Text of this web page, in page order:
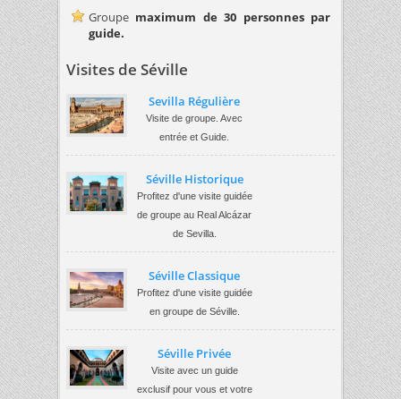
Groupe maximum de 30 personnes par
guide.
Visites de Séville
Sevilla Régulière
Visite de groupe. Avec
entrée et Guide.
Séville Historique
Profitez d'une visite guidée
de groupe au Real Alcázar
de Sevilla.
Séville Classique
Profitez d'une visite guidée
en groupe de Séville.
Séville Privée
Visite avec un guide
exclusif pour vous et votre